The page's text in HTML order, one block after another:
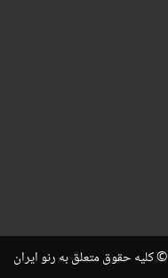
© کلیه حقوق متعلق به رنو ایران